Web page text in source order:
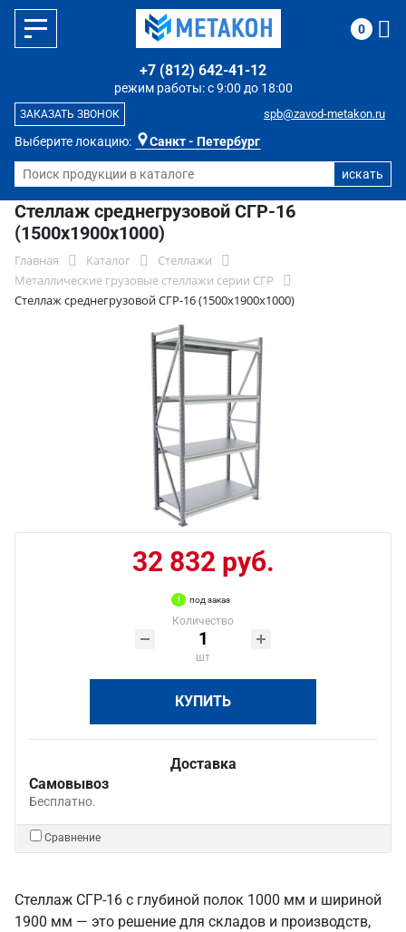
Выберите локацию: Санкт - Петербург
режим работы: с 9:00 до 18:00
+7 (812) 642-41-12
spb@zavod-metakon.ru
ЗАКАЗАТЬ ЗВОНОК
0
Стеллаж среднегрузовой СГР-16
(1500х1900х1000)
Главная Каталог
Стеллажи
Металлические грузовые стеллажи серии СГР
Стеллаж среднегрузовой СГР-16 (1500х1900х1000)
32 832 руб.
под заказ
Количество
шт
КУПИТЬ
Доставка
Самовывоз
Бесплатно.
Сравнение
Стеллаж СГР-16 с глубиной полок 1000 мм и шириной
1900 мм — это решение для складов и производств,